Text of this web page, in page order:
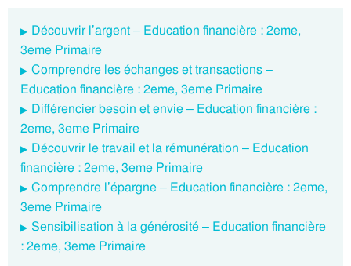
Découvrir l’argent – Education financière : 2eme,
3eme Primaire
Comprendre les échanges et transactions –
Education financière : 2eme, 3eme Primaire
Différencier besoin et envie – Education financière :
2eme, 3eme Primaire
Découvrir le travail et la rémunération – Education
financière : 2eme, 3eme Primaire
Comprendre l’épargne – Education financière : 2eme,
3eme Primaire
Sensibilisation à la générosité – Education financière
: 2eme, 3eme Primaire